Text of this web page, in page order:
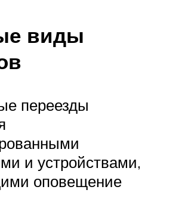
виды
переезды
и устройствами,
оповещение